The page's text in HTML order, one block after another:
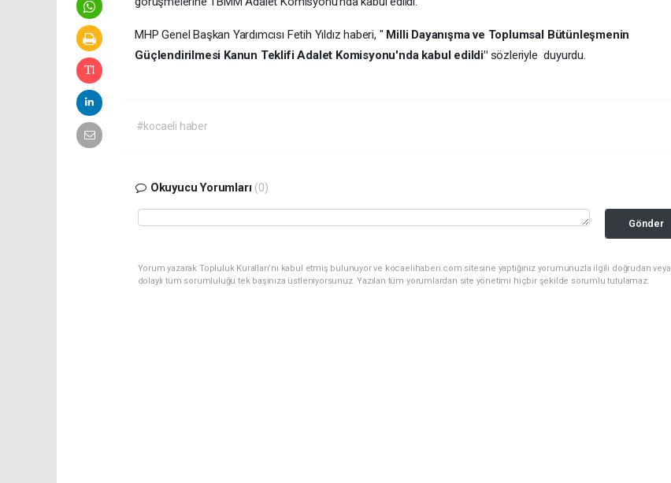
MHP Genel Başkan Yardımcısı Fetih Yıldız haberi, " Milli Dayanışma ve Toplumsal Bütünleşmenin
Güçlendirilmesi Kanun Teklifi Adalet Komisyonu'nda kabul edildi"sözleriyle duyurdu.
#kocaeli haber
Okuyucu Yorumları (0)
Gönder
Yorum yazarak Topluluk Kuralları’nı kabul etmiş bulunuyor ve kocaelihaberi.com sitesine yaptığınız yorumunuzla ilgili doğrudan veya
dolaylı tüm sorumluluğu tek başınıza üstleniyorsunuz. Yazılan tüm yorumlardan site yönetimi hiçbir şekilde sorumlu tutulamaz.